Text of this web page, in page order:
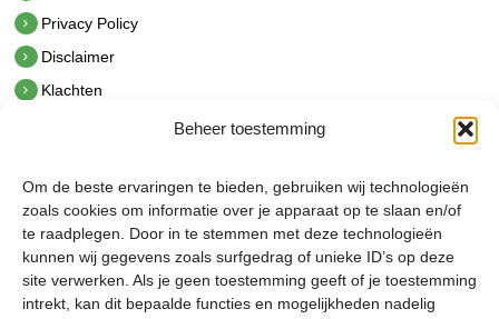
Beheer toestemming
Om de beste ervaringen te bieden, gebruiken wij technologieën
zoals cookies om informatie over je apparaat op te slaan en/of
te raadplegen. Door in te stemmen met deze technologieën
kunnen wij gegevens zoals surfgedrag of unieke ID’s op deze
site verwerken. Als je geen toestemming geeft of je toestemming
intrekt, kan dit bepaalde functies en mogelijkheden nadelig
Privacy Policy
Disclaimer
Klachten
hetindustriehuis B.V.
De Hoek 1 1601 MR Enkhuizen
t.0228 53 00 40
e.info@hetindustriehuis.com
KVK 51483904
BTW NL850044522B01